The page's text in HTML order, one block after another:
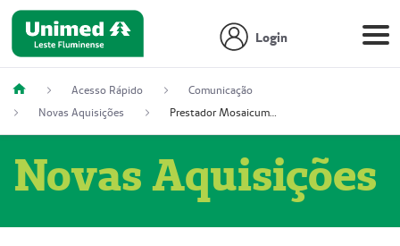
Login
Acesso Rápido
Comunicação
Novas Aquisições
Prestador Mosaicum Espaço Clínico Ltda (51004352-0)
Novas Aquisições